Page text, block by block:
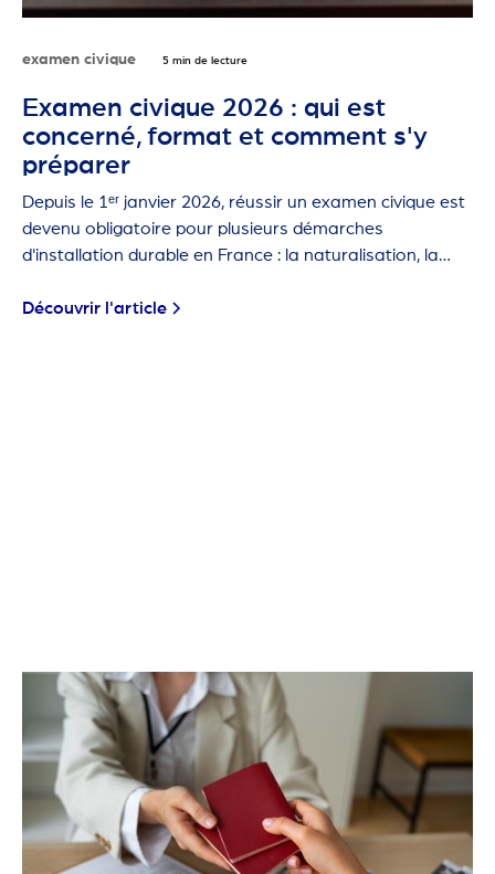
examen civique 5 min de lecture
Examen civique 2026 : qui est
concerné, format et comment s'y
préparer
Depuis le 1ᵉʳ janvier 2026, réussir un examen civique est
devenu obligatoire pour plusieurs démarches
d'installation durable en France : la naturalisation, la
séjour pluriannuelle.
Découvrir l'article